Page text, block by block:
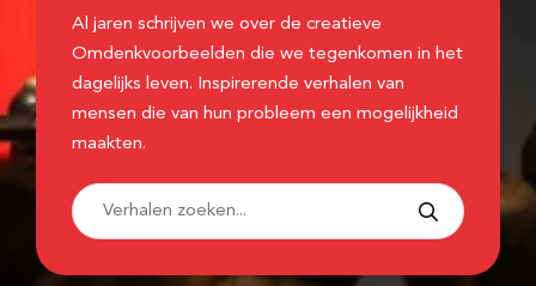
Al jaren schrijven we over de creatieve
Omdenkvoorbeelden die we tegenkomen in het
dagelijks leven. Inspirerende verhalen van
mensen die van hun probleem een mogelijkheid
maakten.